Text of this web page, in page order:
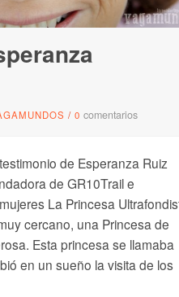
/ 0 comentarios
de Esperanza Ruiz
de GR10Trail e
La Princesa
cercano, una Princesa de
Esta princesa se llamaba
en un sueño la visita de los